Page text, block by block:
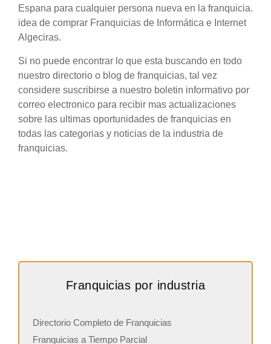
Espana para cualquier persona nueva en la franquicia.
idea de comprar Franquicias de Informática e Internet
Algeciras.
Si no puede encontrar lo que esta buscando en todo
nuestro directorio o blog de franquicias, tal vez
considere suscribirse a nuestro boletin informativo por
correo electronico para recibir mas actualizaciones
sobre las ultimas oportunidades de franquicias en
todas las categorias y noticias de la industria de
franquicias.
Franquicias por industria
Directorio Completo de Franquicias
Franquicias a Tiempo Parcial